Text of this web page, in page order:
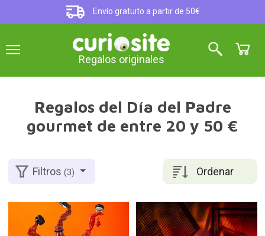
Envío gratuito a partir de 50€
Regalos originales
Regalos del Día del Padre
gourmet de entre 20 y 50 €
Ordenar
Filtros(3)